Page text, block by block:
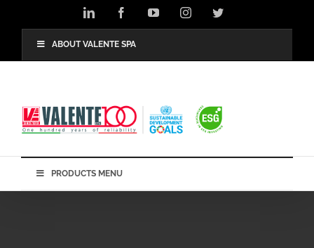
LinkedIn FacebookYouTubeInstagramTwitter
ABOUT VALENTE SPA
PRODUCTS MENU